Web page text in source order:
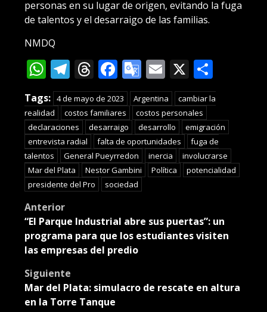
personas en su lugar de origen, evitando la fuga
de talentos y el desarraigo de las familias.
NMDQ
WhatsApp
Telegram
Threads
Facebook
Google
Translate
Email
X
Tags: 4 de mayo de 2023 Argentina
cambiar la
realidad
costos familiares
costos personales
declaraciones
desarraigo desarrollo
emigración
entrevista radial
falta de oportunidades
fuga de
talentos
General Pueyrredon inercia
involucrarse
Mar del Plata
Nestor Gambini Política
potencialidad
presidente del Pro
sociedad
Post
navigation
Anterior
“El Parque Industrial abre sus puertas”: un
programa para que los estudiantes visiten
las empresas del predio
Siguiente
Mar del Plata: simulacro de rescate en altura
en la Torre Tanque